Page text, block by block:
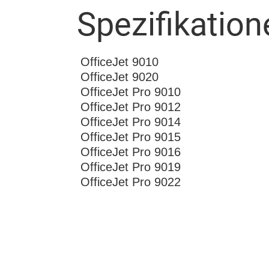
OfficeJet 9010
OfficeJet 9020
OfficeJet Pro 9010
OfficeJet Pro 9012
OfficeJet Pro 9014
OfficeJet Pro 9015
OfficeJet Pro 9016
OfficeJet Pro 9019
OfficeJet Pro 9022